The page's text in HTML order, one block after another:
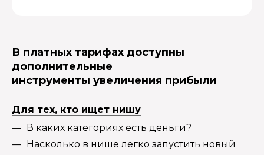
В платных тарифах доступны
дополнительные
инструменты увеличения прибыли
Для тех, кто ищет нишу
В каких категориях есть деньги?
Насколько в нише легко запустить новый